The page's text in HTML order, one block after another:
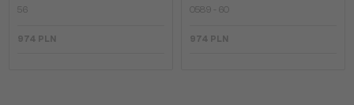
56
974 PLN
0589 - 60
974 PLN